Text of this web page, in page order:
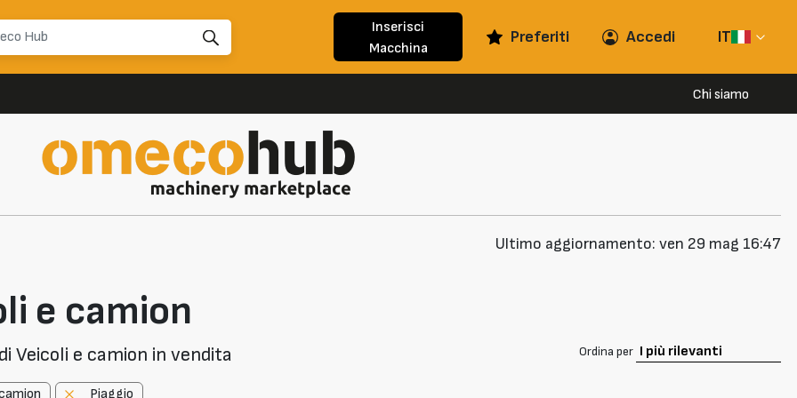
Inserisci
Macchina
Preferiti Accedi IT
Chi siamo
Ultimo aggiornamento: ven 29 mag 16:47
e camion
Veicoli e camion in vendita Ordina per
Piaggio